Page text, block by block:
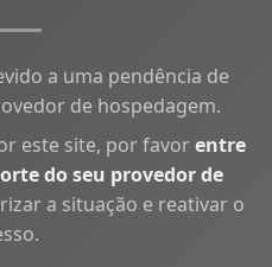
a uma pendência de
de hospedagem.
este site, por favorentre
do seu provedor de
a situação e reativar o